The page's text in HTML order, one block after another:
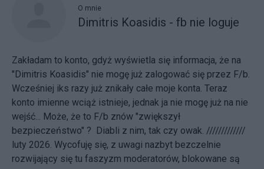
O mnie
Dimitris Koasidis - fb nie loguje
Zakładam to konto, gdyż wyświetla się informacja, że na
"Dimitris Koasidis" nie mogę już zalogować się przez F/b.
Wcześniej iks razy już znikały całe moje konta. Teraz
konto imienne wciąż istnieje, jednak ja nie mogę już na nie
wejść... Może, że to F/b znów "zwiększył
bezpieczeństwo" ? Diabli z nim, tak czy owak. /////////////
luty 2026. Wycofuję się, z uwagi nazbyt bezczelnie
rozwijający się tu faszyzm moderatorów, blokowane są